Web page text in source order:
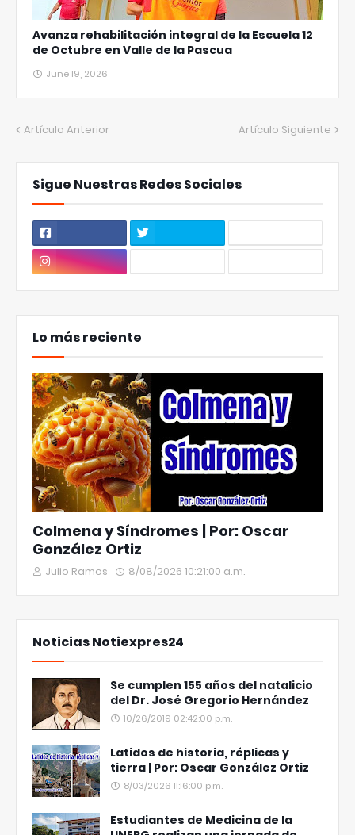
Avanza rehabilitación integral de la Escuela 12
de Octubre en Valle de la Pascua
June 19, 2026
Artículo Anterior Artículo Siguiente
Sigue Nuestras Redes Sociales
Lo más reciente
Colmena y Síndromes | Por: Oscar
González Ortiz
Julio Ramos 8/08/2026 10:21:00 a.m.
Noticias Notiexpres24
Se cumplen 155 años del natalicio
del Dr. José Gregorio Hernández
10/26/2019 02:42:00 p.m.
Latidos de historia, réplicas y
tierra | Por: Oscar González Ortiz
8/03/2026 11:16:00 p.m.
Estudiantes de Medicina de la